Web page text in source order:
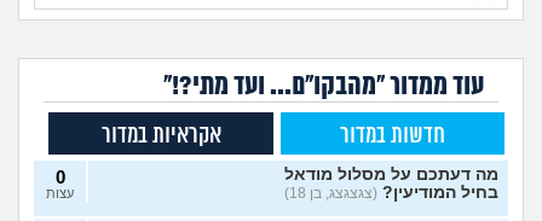
עוד ממדור "מהבקו"ם... ועד מתי?!"
חדשות במדור אקראיות במדור
מה דעתכם על מסלול מודאל
בחיל המודיעין? (צגצגצג, בן 18)
0
עצות